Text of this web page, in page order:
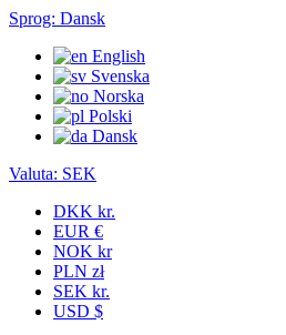
Sprog: Dansk
English
Svenska
Norska
Polski
Dansk
Valuta: SEK
DKK kr.
EUR €
NOK kr
PLN zł
SEK kr.
USD $